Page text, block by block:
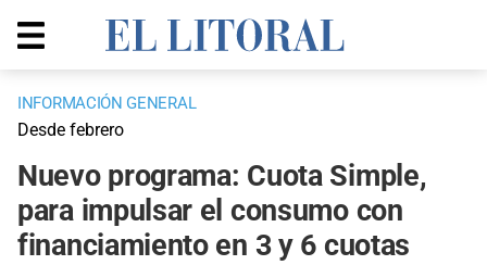
INFORMACIÓN GENERAL
Desde febrero
Nuevo programa: Cuota Simple,
para impulsar el consumo con
financiamiento en 3 y 6 cuotas